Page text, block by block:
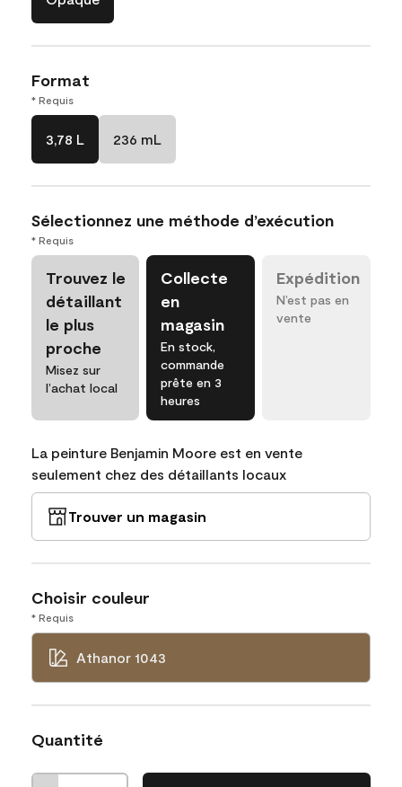
Format
* Requis
3,78 L 236 mL
Sélectionnez une méthode d’exécution
* Requis
Trouvez le
détaillant
le plus
proche
Misez sur
l’achat local
Collecte
en
magasin
En stock,
commande
prête en 3
heures
Expédition
N’est pas en
vente
La peinture Benjamin Moore est en vente
seulement chez des détaillants locaux
Trouver un magasin
Choisir couleur
* Requis
Athanor 1043
Quantité